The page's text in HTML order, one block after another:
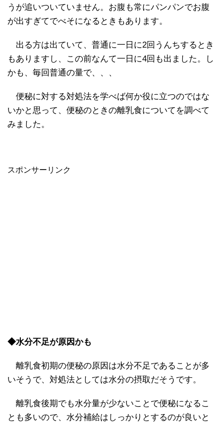
うが追いついていません。お腹も常にパンパンでお腹
が出すぎてでべそになるときもあります。
出る方は出ていて、普通に一日に2回うんちするとき
もありますし、この前なんて一日に4回も出ました。し
かも、毎回普通の量で、、、
便秘に対する対処法を学べば何か役に立つのではな
いかと思って、便秘のときの離乳食についてを調べて
みました。
スポンサーリンク
◆水分不足が原因かも
離乳食初期の便秘の原因は水分不足であることが多
いそうで、対処法としては水分の摂取だそうです。
離乳食後期でも水分量が少ないことで便秘になるこ
とも多いので、水分補給はしっかりとするのが良いと